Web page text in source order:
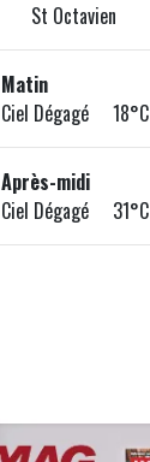
St Octavien
Matin
Ciel Dégagé 18°C
Après-midi
Ciel Dégagé 31°C